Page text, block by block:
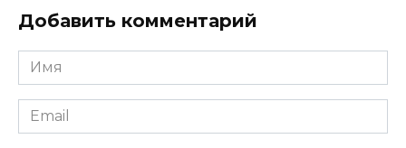
Добавить комментарий
Имя
*
Email
*